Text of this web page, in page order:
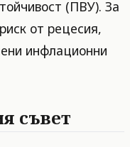
(ПВУ). За
от рецесия,
инфлационни
съвет